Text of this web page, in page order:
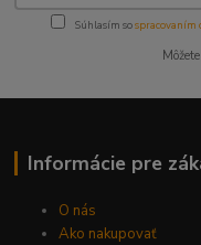
Súhlasím sospracovaním
Informácie pre
O nás
Ako nakupovať